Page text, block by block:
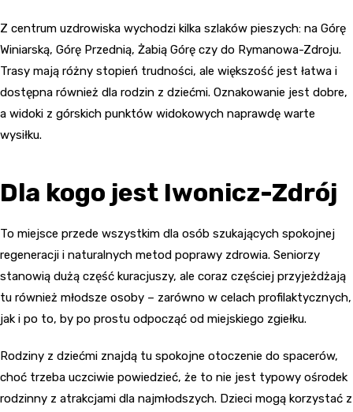
Z centrum uzdrowiska wychodzi kilka szlaków pieszych: na Górę
Winiarską, Górę Przednią, Żabią Górę czy do Rymanowa-Zdroju.
Trasy mają różny stopień trudności, ale większość jest łatwa i
dostępna również dla rodzin z dziećmi. Oznakowanie jest dobre,
a widoki z górskich punktów widokowych naprawdę warte
wysiłku.
Dla kogo jest Iwonicz-Zdrój
To miejsce przede wszystkim dla osób szukających spokojnej
regeneracji i naturalnych metod poprawy zdrowia. Seniorzy
stanowią dużą część kuracjuszy, ale coraz częściej przyjeżdżają
tu również młodsze osoby – zarówno w celach profilaktycznych,
jak i po to, by po prostu odpocząć od miejskiego zgiełku.
Rodziny z dziećmi znajdą tu spokojne otoczenie do spacerów,
choć trzeba uczciwie powiedzieć, że to nie jest typowy ośrodek
rodzinny z atrakcjami dla najmłodszych. Dzieci mogą korzystać z